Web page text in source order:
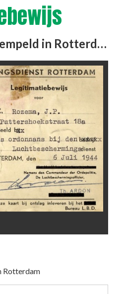
Twee maal gestempeld in Rotterdam
Rotterdam